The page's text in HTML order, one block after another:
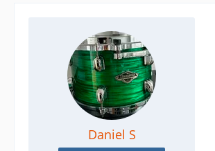
Daniel S